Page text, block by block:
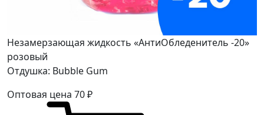
Незамерзающая жидкость «АнтиОбледенитель -20»
розовый
Отдушка: Bubble Gum
Оптовая цена 70₽